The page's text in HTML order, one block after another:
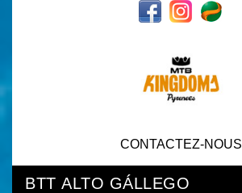
CONTACTEZ-NOUS
BTT ALTO GÁLLEGO